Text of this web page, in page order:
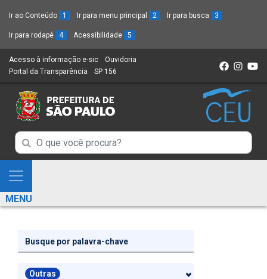
Ir ao Conteúdo 1 Ir para menu principal 2 Ir para busca 3
Ir para rodapé 4 Acessibilidade 5
Acesso à informação e-sic (Link
para
novo
sítio)
Ouvidoria
Portal da Transparência (Link
um
novo
SP 156
Campo
de
Busca
de
Campo
de
de
informações
Mostra
e
Esconde
Menu
MENU
Outras